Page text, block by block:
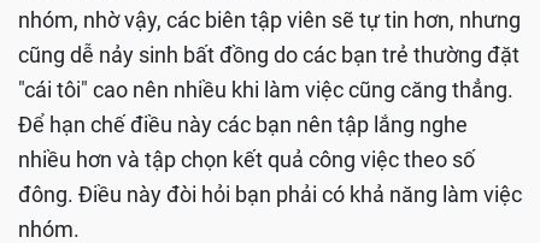
nhóm, nhờ vậy, các biên tập viên sẽ tự tin hơn, nhưng
cũng dễ nảy sinh bất đồng do các bạn trẻ thường đặt
"cái tôi" cao nên nhiều khi làm việc cũng căng thẳng.
Để hạn chế điều này các bạn nên tập lắng nghe
nhiều hơn và tập chọn kết quả công việc theo số
đông. Điều này đòi hỏi bạn phải có khả năng làm việc
nhóm.